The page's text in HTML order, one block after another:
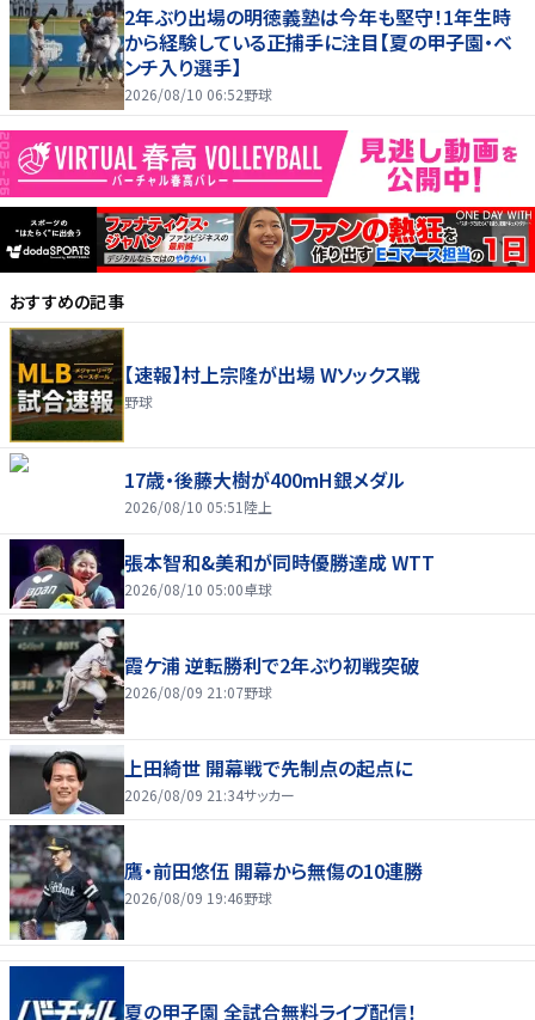
2年ぶり出場の明徳義塾は今年も堅守！1年生時
から経験している正捕手に注目【夏の甲子園・ベ
ンチ入り選手】
2026/08/10 06:52野球
おすすめの記事
【速報】村上宗隆が出場 Wソックス戦
野球
17歳・後藤大樹が400mH銀メダル
2026/08/10 05:51 陸上
張本智和&美和が同時優勝達成 WTT
2026/08/10 05:00卓球
霞ケ浦 逆転勝利で2年ぶり初戦突破
2026/08/09 21:07野球
上田綺世 開幕戦で先制点の起点に
2026/08/09 21:34サッカー
鷹・前田悠伍 開幕から無傷の10連勝
2026/08/09 19:46野球
夏の甲子園 全試合無料ライブ配信！